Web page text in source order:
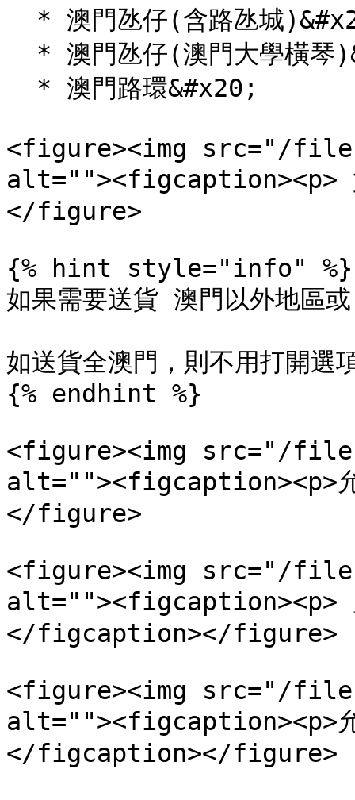
<figure><img src="/files/
alt=""><figcaption><p>
</figure>
{% hint style="info" %}
如果需要送貨 澳門以外地區
如送貨全澳門，則不用打開選
{% endhint %}
<figure><img src="/files/
alt=""><figcaption><p>
</figure>
<figure><img src="/files/
alt=""><figcaption><p>
</figcaption></figure>
<figure><img src="/files/
alt=""><figcaption><p>允